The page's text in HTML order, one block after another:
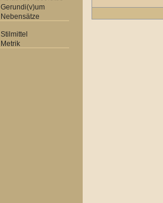
Gerundi(v)um
Nebensätze
Stilmittel
Metrik